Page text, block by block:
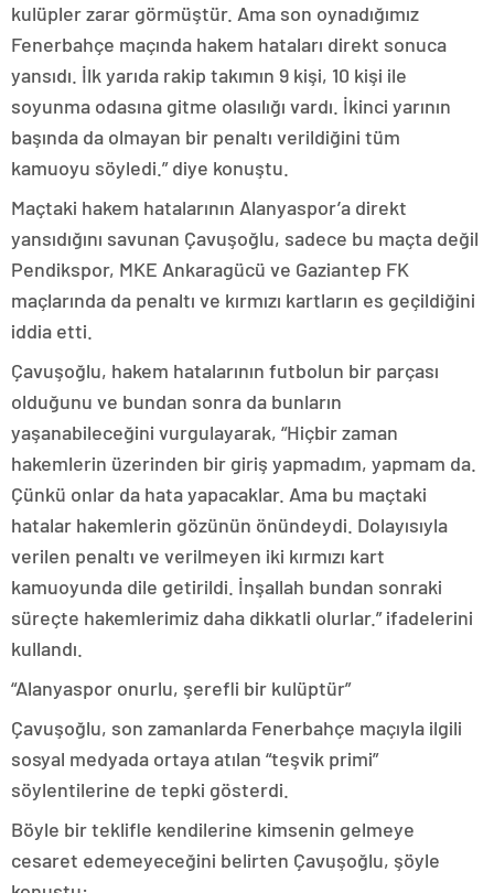
kulüpler zarar görmüştür. Ama son oynadığımız
Fenerbahçe maçında hakem hataları direkt sonuca
yansıdı. İlk yarıda rakip takımın 9 kişi, 10 kişi ile
soyunma odasına gitme olasılığı vardı. İkinci yarının
başında da olmayan bir penaltı verildiğini tüm
kamuoyu söyledi.” diye konuştu.
Maçtaki hakem hatalarının Alanyaspor’a direkt
yansıdığını savunan Çavuşoğlu, sadece bu maçta değil
Pendikspor, MKE Ankaragücü ve Gaziantep FK
maçlarında da penaltı ve kırmızı kartların es geçildiğini
iddia etti.
Çavuşoğlu, hakem hatalarının futbolun bir parçası
olduğunu ve bundan sonra da bunların
yaşanabileceğini vurgulayarak, “Hiçbir zaman
hakemlerin üzerinden bir giriş yapmadım, yapmam da.
Çünkü onlar da hata yapacaklar. Ama bu maçtaki
hatalar hakemlerin gözünün önündeydi. Dolayısıyla
verilen penaltı ve verilmeyen iki kırmızı kart
kamuoyunda dile getirildi. İnşallah bundan sonraki
süreçte hakemlerimiz daha dikkatli olurlar.” ifadelerini
kullandı.
“Alanyaspor onurlu, şerefli bir kulüptür”
Çavuşoğlu, son zamanlarda Fenerbahçe maçıyla ilgili
sosyal medyada ortaya atılan “teşvik primi”
söylentilerine de tepki gösterdi.
Böyle bir teklifle kendilerine kimsenin gelmeye
cesaret edemeyeceğini belirten Çavuşoğlu, şöyle